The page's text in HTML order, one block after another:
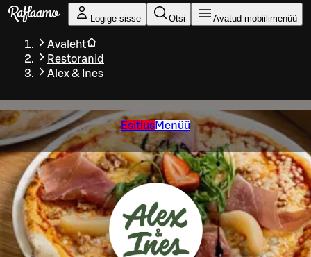
Liigu peamise sisu juurde
Logige sisse Otsi Avatud mobiilimenüü
Avaleht
Restoranid
Alex & Ines
EsitlusMenüü